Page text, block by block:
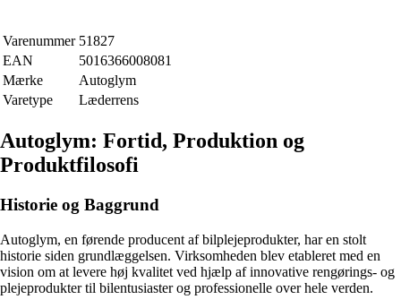
Varenummer 51827
EAN
5016366008081
Mærke
Autoglym
Varetype
Læderrens
Autoglym: Fortid, Produktion og
Produktfilosofi
Historie og Baggrund
Autoglym, en førende producent af bilplejeprodukter, har en stolt
historie siden grundlæggelsen. Virksomheden blev etableret med en
vision om at levere høj kvalitet ved hjælp af innovative rengørings- og
plejeprodukter til bilentusiaster og professionelle over hele verden.